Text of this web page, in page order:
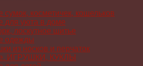
сумок, косметичек, кошельков
для уюта в доме
лоскутное шитье
одежды
из носков и перчаток
ИГРУШКИ, КУКЛЫ